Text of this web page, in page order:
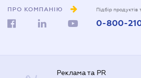
ПРО КОМПАНІЮ Підбір продуктів
0-800-
Реклама та PR